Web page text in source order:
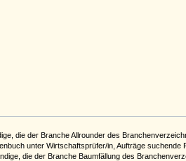
die der Branche Allrounder des
unter Wirtschaftsprüfer/in, Aufträge
die der Branche Baumfällung des